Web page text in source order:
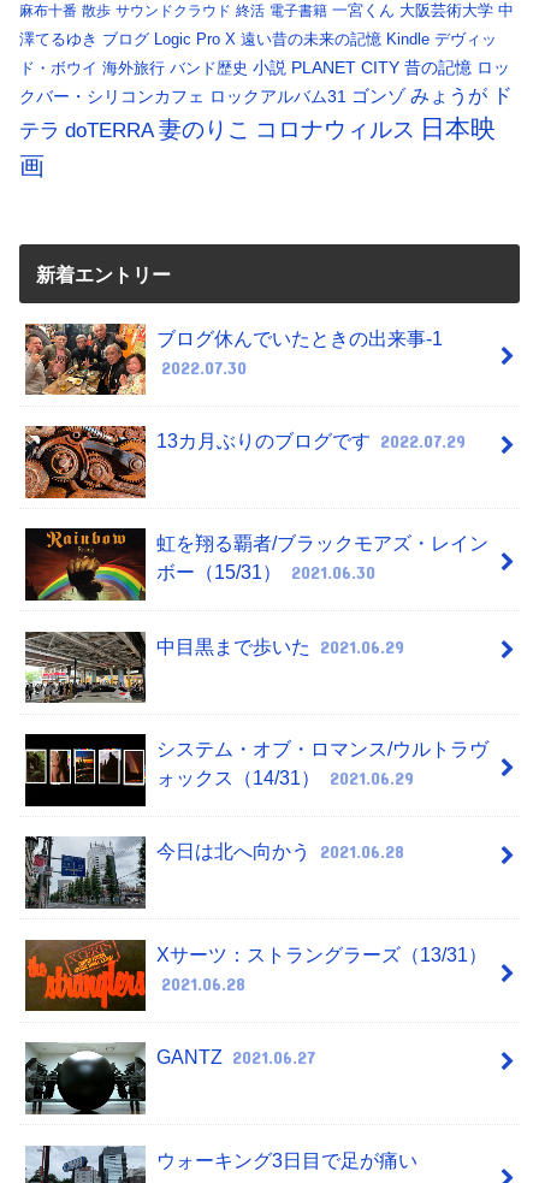
麻布十番 散歩 サウンドクラウド 終活 電子書籍 一宮くん 大阪芸術大学 中
澤てるゆき ブログ Logic Pro X 遠い昔の未来の記憶 Kindle デヴィッ
ド・ボウイ 海外旅行 バンド歴史 小説 PLANET CITY 昔の記憶 ロッ
クバー・シリコンカフェ ロックアルバム31 ゴンゾ みょうが ド
テラ doTERRA 妻のりこ コロナウィルス 日本映
画
新着エントリー
ブログ休んでいたときの出来事-1
2022.07.30
13カ月ぶりのブログです 2022.07.29
虹を翔る覇者/ブラックモアズ・レイン
ボー（15/31）
2021.06.30
中目黒まで歩いた 2021.06.29
システム・オブ・ロマンス/ウルトラヴ
ォックス（14/31）
2021.06.29
今日は北へ向かう 2021.06.28
Xサーツ：ストラングラーズ（13/31）
2021.06.28
GANTZ 2021.06.27
ウォーキング3日目で足が痛い